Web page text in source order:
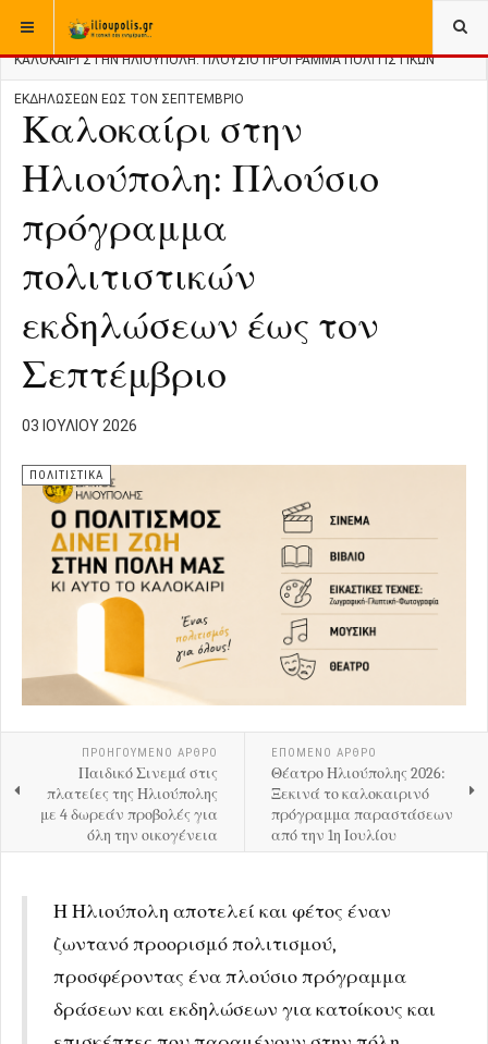
ΒΡΊΣΚΕΣΤΕ ΕΔΏ: ΑΡΧΙΚΉ
ΚΑΛΟΚΑΊΡΙ ΣΤΗΝ ΗΛΙΟΎΠΟΛΗ: ΠΛΟΎΣΙΟ ΠΡΌΓΡΑΜΜΑ ΠΟΛΙΤΙΣΤΙΚΏΝ
ΕΚΔΗΛΏΣΕΩΝ ΈΩΣ ΤΟΝ ΣΕΠΤΈΜΒΡΙΟ
Καλοκαίρι στην
Ηλιούπολη: Πλούσιο
πρόγραμμα
πολιτιστικών
εκδηλώσεων έως τον
Σεπτέμβριο
03 ΙΟΥΛΊΟΥ 2026
ΠΟΛΙΤΙΣΤΙΚΑ
ΠΡΟΗΓΟΎΜΕΝΟ ΑΡΘΡΟ
Παιδικό Σινεμά στις
πλατείες της Ηλιούπολης
με 4 δωρεάν προβολές για
όλη την οικογένεια
ΕΠΟΜΕΝΟ ΑΡΘΡΟ
Θέατρο Ηλιούπολης 2026:
Ξεκινά το καλοκαιρινό
πρόγραμμα παραστάσεων
από την 1η Ιουλίου
Η Ηλιούπολη αποτελεί και φέτος έναν
ζωντανό προορισμό πολιτισμού,
προσφέροντας ένα πλούσιο πρόγραμμα
δράσεων και εκδηλώσεων για κατοίκους και